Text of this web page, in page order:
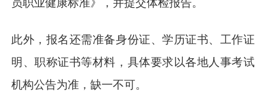
员职业健康标准》，并提交体检报告。
此外，报名还需准备身份证、学历证书、工作证
明、职称证书等材料，具体要求以各地人事考试
机构公告为准，缺一不可。